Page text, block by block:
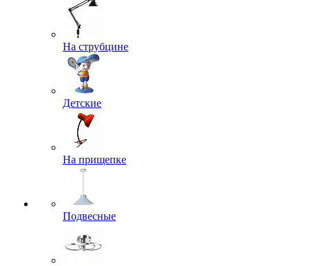
На струбцине
Детские
На прищепке
Подвесные